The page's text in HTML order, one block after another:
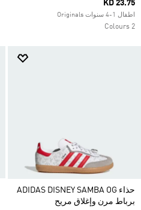
KD 23.75
اطفال 1-4 سنوات Originals
2 Colours
حذاء ADIDAS DISNEY SAMBA OG
برباط مرن وإغلاق مريح